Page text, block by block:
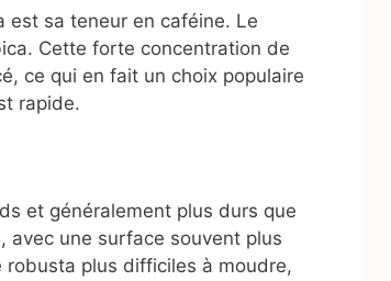
est sa teneur en caféine. Le
Cette forte concentration de
ce qui en fait un choix populaire
rapide.
et généralement plus durs que
avec une surface souvent plus
plus difficiles à moudre,